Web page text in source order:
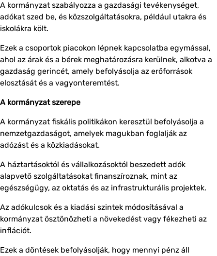
A kormányzat szabályozza a gazdasági tevékenységet,
adókat szed be, és közszolgáltatásokra, például utakra és
iskolákra költ.
Ezek a csoportok piacokon lépnek kapcsolatba egymással,
ahol az árak és a bérek meghatározásra kerülnek, alkotva a
gazdaság gerincét, amely befolyásolja az erőforrások
elosztását és a vagyonteremtést.
A kormányzat szerepe
A kormányzat fiskális politikákon keresztül befolyásolja a
nemzetgazdaságot, amelyek magukban foglalják az
adózást és a közkiadásokat.
A háztartásoktól és vállalkozásoktól beszedett adók
alapvető szolgáltatásokat finanszíroznak, mint az
egészségügy, az oktatás és az infrastrukturális projektek.
Az adókulcsok és a kiadási szintek módosításával a
kormányzat ösztönözheti a növekedést vagy fékezheti az
inflációt.
Ezek a döntések befolyásolják, hogy mennyi pénz áll